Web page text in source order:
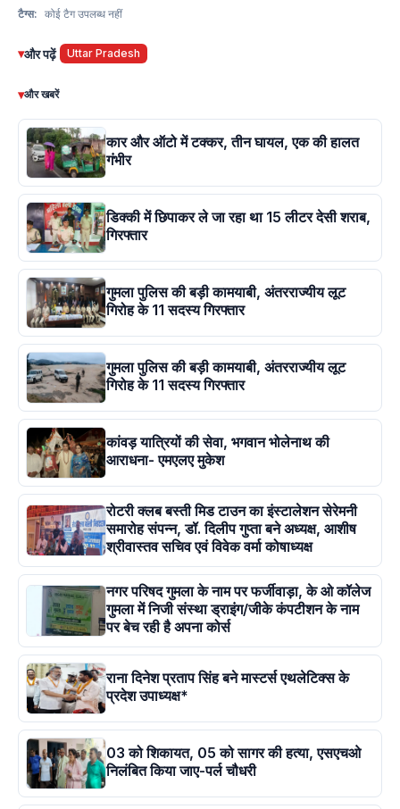
टैग्स: कोई टैग उपलब्ध नहीं
▾और पढ़ें Uttar Pradesh
▾और खबरें
कार और ऑटो में टक्कर, तीन घायल, एक की हालत
गंभीर
डिक्की में छिपाकर ले जा रहा था 15 लीटर देसी शराब,
गिरफ्तार
गुमला पुलिस की बड़ी कामयाबी, अंतरराज्यीय लूट
गिरोह के 11 सदस्य गिरफ्तार
गुमला पुलिस की बड़ी कामयाबी, अंतरराज्यीय लूट
गिरोह के 11 सदस्य गिरफ्तार
कांवड़ यात्रियों की सेवा, भगवान भोलेनाथ की
आराधना- एमएलए मुकेश
रोटरी क्लब बस्ती मिड टाउन का इंस्टालेशन सेरेमनी
समारोह संपन्न, डॉ. दिलीप गुप्ता बने अध्यक्ष, आशीष
श्रीवास्तव सचिव एवं विवेक वर्मा कोषाध्यक्ष
नगर परिषद गुमला के नाम पर फर्जीवाड़ा, के ओ कॉलेज
गुमला में निजी संस्था ड्राइंग/जीके कंपटीशन के नाम
पर बेच रही है अपना कोर्स
राना दिनेश प्रताप सिंह बने मास्टर्स एथलेटिक्स के
प्रदेश उपाध्यक्ष*
03 को शिकायत, 05 को सागर की हत्या, एसएचओ
निलंबित किया जाए-पर्ल चौधरी